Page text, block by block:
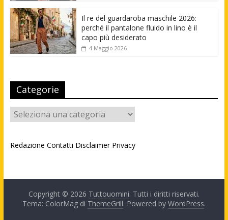
Il re del guardaroba maschile 2026:
perché il pantalone fluido in lino è il
capo più desiderato
4 Maggio 2026
Categorie
Categorie
Redazione Contatti Disclaimer Privacy
Copyright © 2026 Tuttouomini. Tutti i diritti riservati.
Tema: ColorMag di ThemeGrill. Powered by WordPress.